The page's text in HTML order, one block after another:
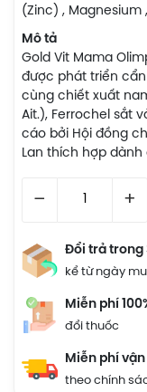
(Zinc) , Magnesium
Mô tả
Gold Vit Mama
được phát triển
cùng chiết xuất
Ait.), Ferrochel sắt
cáo bởi Hội đồng
Lan thích hợp
– +
Đổi trả trong
kể từ ngày
Miễn phí
đổi thuốc
Miễn phí
theo chính